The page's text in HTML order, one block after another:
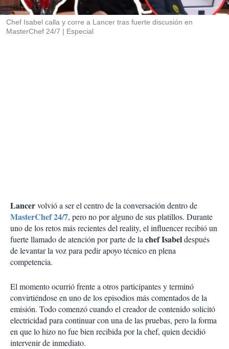
i
r
Chef Isabel calla y corre a Lancer tras fuerte discusión en
MasterChef 24/7
Especial
Lancervolvió a ser el centro de la conversación dentro de
MasterChef 24/7, pero no por alguno de sus platillos. Durante
uno de los retos más recientes del reality, el influencer recibió un
fuerte llamado de atención por parte de lachef Isabeldespués
de levantar la voz para pedir apoyo técnico en plena
competencia.
El momento ocurrió frente a otros participantes y terminó
convirtiéndose en uno de los episodios más comentados de la
emisión. Todo comenzó cuando el creador de contenido solicitó
electricidad para continuar con una de las pruebas, pero la forma
en que lo hizo no fue bien recibida por la chef, quien decidió
intervenir de inmediato.